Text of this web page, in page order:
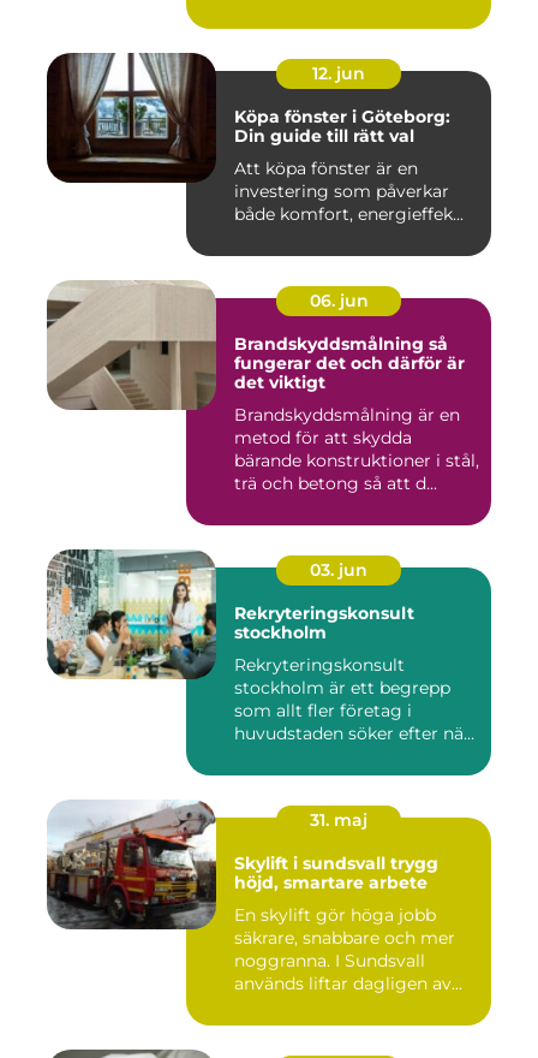
12. jun
Köpa fönster i Göteborg:
Din guide till rätt val
Att köpa fönster är en
investering som påverkar
både komfort, energieffek...
06. jun
Brandskyddsmålning så
fungerar det och därför är
det viktigt
Brandskyddsmålning är en
metod för att skydda
bärande konstruktioner i stål,
trä och betong så att d...
03. jun
Rekryteringskonsult
stockholm
Rekryteringskonsult
stockholm är ett begrepp
som allt fler företag i
huvudstaden söker efter när
31. maj
Skylift i sundsvall trygg
höjd, smartare arbete
En skylift gör höga jobb
säkrare, snabbare och mer
noggranna. I Sundsvall
används liftar dagligen av...